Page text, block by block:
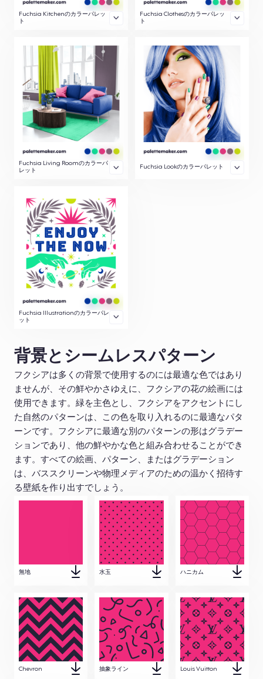
Fuchsia Kitchenのカラーパレッ
ト
Fuchsia Clothesのカラーパレッ
ト
Fuchsia Living Roomのカラーパ
レット
Fuchsia Lookのカラーパレット
Fuchsia Illustrationのカラーパレ
ット
背景とシームレスパターン
フクシアは多くの背景で使用するのには最適な色ではあり
ませんが、その鮮やかさゆえに、フクシアの花の絵画には
使用できます。緑を主色とし、フクシアをアクセントにし
た自然のパターンは、この色を取り入れるのに最適なパタ
ーンです。フクシアに最適な別のパターンの形はグラデー
ションであり、他の鮮やかな色と組み合わせることができ
ます。すべての絵画、パターン、またはグラデーション
は、バススクリーンや物理メディアのための温かく招待す
る壁紙を作り出すでしょう。
無地 水玉 ハニカム
Chevron 抽象ライン Louis Vuitton